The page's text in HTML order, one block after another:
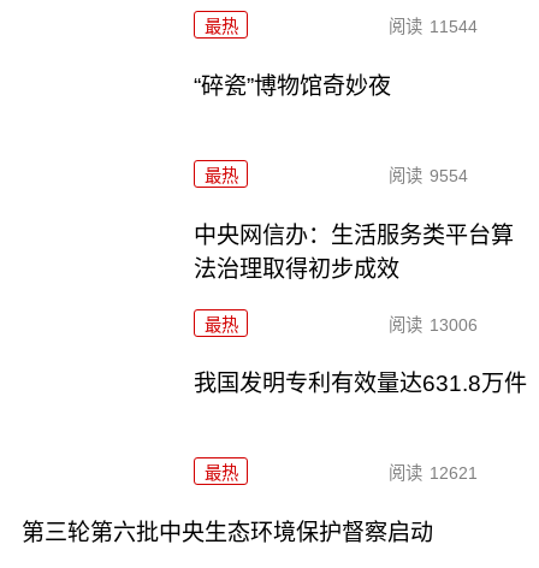
最热 阅读 11544
“碎瓷”博物馆奇妙夜
最热 阅读 9554
中央网信办：生活服务类平台算
法治理取得初步成效
最热 阅读 13006
我国发明专利有效量达631.8万件
最热 阅读 12621
第三轮第六批中央生态环境保护督察启动